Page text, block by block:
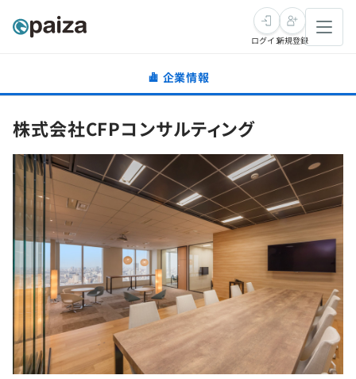
求人検索
インタビュー
転職成功ガイド
転職エージェント
未経験転職
求人検索
インタビュー
転職成功ガイド
新卒就活
求人検索
本選考
インターン
新卒エージェント
イベント・セミナー
学習
講座一覧
問題集
4択課題
ナレッジ
スキルチェック
プログラミング言語
SQL
評価結果一覧
ゲーム・マンガ
メディア
Tech Team Journal
paizaとは？
ログイン新規登録
企業情報
株式会社CFPコンサルティング